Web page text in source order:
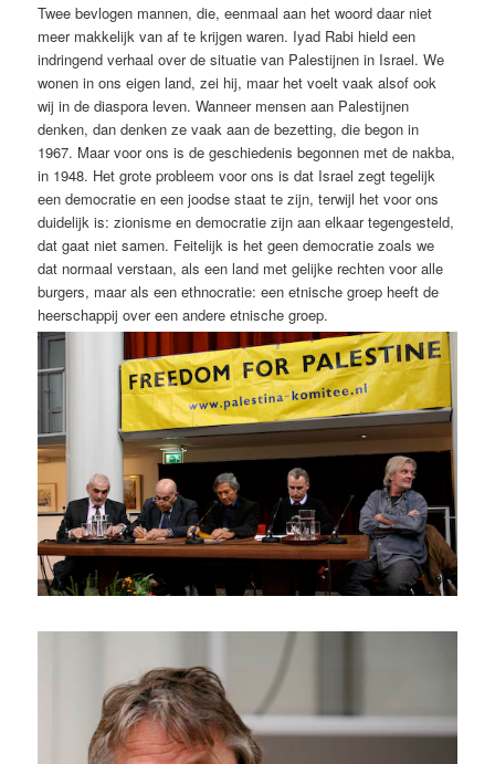
Twee bevlogen mannen, die, eenmaal aan het woord daar niet
meer makkelijk van af te krijgen waren. Iyad Rabi hield een
indringend verhaal over de situatie van Palestijnen in Israel. We
wonen in ons eigen land, zei hij, maar het voelt vaak alsof ook
wij in de diaspora leven. Wanneer mensen aan Palestijnen
denken, dan denken ze vaak aan de bezetting, die begon in
1967. Maar voor ons is de geschiedenis begonnen met de nakba,
in 1948. Het grote probleem voor ons is dat Israel zegt tegelijk
een democratie en een joodse staat te zijn, terwijl het voor ons
duidelijk is: zionisme en democratie zijn aan elkaar tegengesteld,
dat gaat niet samen. Feitelijk is het geen democratie zoals we
dat normaal verstaan, als een land met gelijke rechten voor alle
burgers, maar als een ethnocratie: een etnische groep heeft de
heerschappij over een andere etnische groep.